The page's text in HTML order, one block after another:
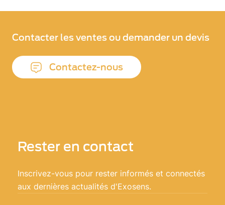
Contacter les ventes ou demander un devis
Contactez-nous
Rester en contact
Inscrivez-vous pour rester informés et connectés
aux dernières actualités d'Exosens.